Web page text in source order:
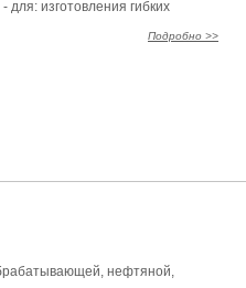
изготовления гибких
Подробно >>
нефтяной,